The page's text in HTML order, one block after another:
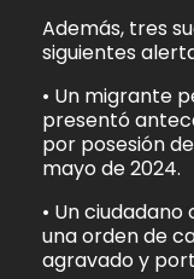
Además, tres
siguientes
• Un migrante
presentó
por posesión
mayo de 2024.
• Un
una orden de
agravado y